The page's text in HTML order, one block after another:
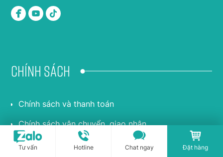
Chính sách
Chính sách và thanh toán
Chính sách vận chuyển, giao nhận
Chính sách bảo hành và đổi trả
Tư vấn Hotline Chat ngay Đặt hàng